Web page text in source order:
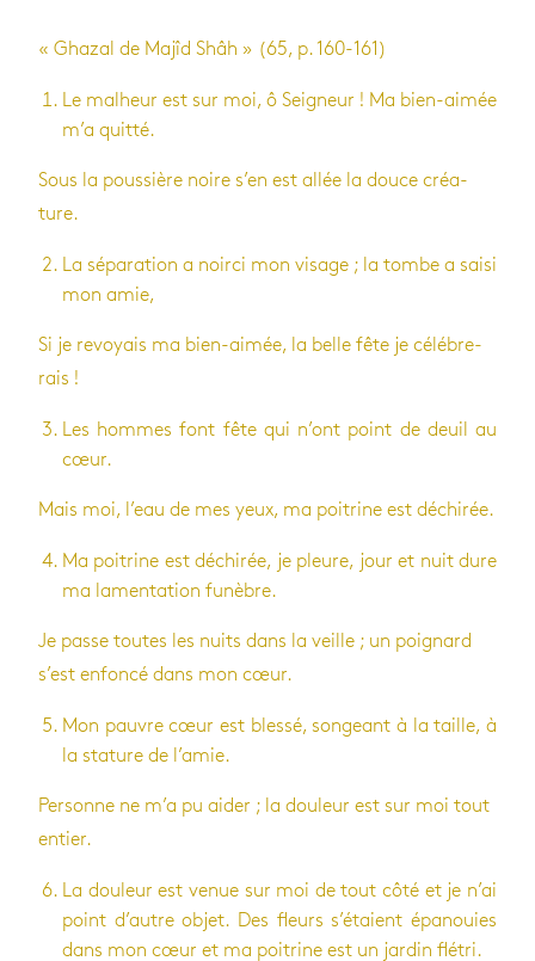
« Gha­zal de Majîd Shâh » (65, p. 160-161)
Le mal­heur est sur moi, ô Sei­gneur ! Ma bien-aimée
m’a quitté.
Sous la pous­sière noire s’en est allée la douce créa­
ture.
La sépa­ra­tion a noirci mon visage ; la tombe a saisi
mon amie,
Si je revoyais ma bien-aimée, la belle fête je célé­bre­
rais !
Les hommes font fête qui n’ont point de deuil au
cœur.
Mais moi, l’eau de mes yeux, ma poi­trine est déchi­rée.
Ma poi­trine est déchi­rée, je pleure, jour et nuit dure
ma lamen­ta­tion funèbre.
Je passe toutes les nuits dans la veille ; un poi­gnard
s’est enfoncé dans mon cœur.
Mon pauvre cœur est blessé, son­geant à la taille, à
la sta­ture de l’amie.
Per­sonne ne m’a pu aider ; la dou­leur est sur moi tout
entier.
La dou­leur est venue sur moi de tout côté et je n’ai
point d’autre objet. Des fleurs s’étaient épa­nouies
dans mon cœur et ma poi­trine est un jar­din flé­tri.